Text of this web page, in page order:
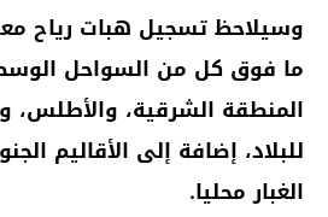
وسيلاحظ تسجيل هبات رياح
ما فوق كل من السواحل
المنطقة الشرقية، والأطلس،
للبلاد، إضافة إلى الأقاليم
الغبار محليا.